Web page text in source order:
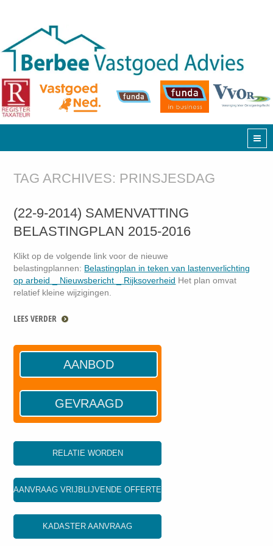
TAG ARCHIVES: PRINSJESDAG
(22-9-2014) SAMENVATTING
BELASTINGPLAN 2015-2016
Klikt op de volgende link voor de nieuwe
belastingplannen: Belastingplan in teken van lastenverlichting
op arbeid _ Nieuwsbericht _ Rijksoverheid Het plan omvat
relatief kleine wijzigingen.
LEES VERDER
AANBOD
GEVRAAGD
RELATIE WORDEN
AANVRAAG VRIJBLIJVENDE OFFERTE
KADASTER AANVRAAG